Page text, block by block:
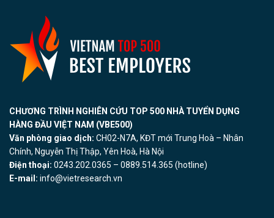
CHƯƠNG TRÌNH NGHIÊN CỨU TOP 500 NHÀ TUYỂN DỤNG
HÀNG ĐẦU VIỆT NAM (VBE500)
Văn phòng giao dịch: CH02-N7A, KĐT mới Trung Hoà – Nhân
Chính, Nguyễn Thị Thập, Yên Hoà, Hà Nội
Điện thoại: 0243.202.0365 – 0889.514.365 (hotline)
E-mail: info@vietresearch.vn